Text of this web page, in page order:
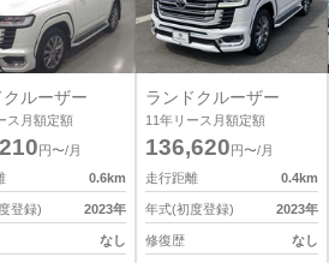
クルーザー
ス月額定額
円〜/月
0.6km
登録) 2023年
なし
ランドクルーザー
11年リース月額定額
136,620 円〜/月
走行距離
0.4km
年式(初度登録) 2023年
修復歴 なし